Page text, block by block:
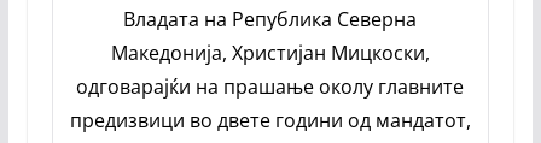
Владата на Република Северна
Македонија, Христијан Мицкоски,
одговарајќи на прашање околу главните
предизвици во двете години од мандатот,